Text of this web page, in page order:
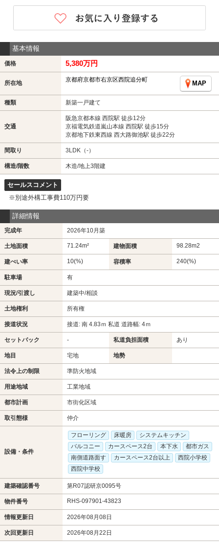
基本情報
価格 5,380万円
所在地 京都府京都市右京区西院追分町
MAP
種類 新築一戸建て
交通
阪急京都本線 西院駅 徒歩12分
京福電気鉄道嵐山本線 西院駅 徒歩15分
京都地下鉄東西線 西大路御池駅 徒歩22分
間取り 3LDK（-）
構造/階数 木造/地上3階建
セールスコメント
※別途外構工事費110万円要
詳細情報
完成年 2026年10月築
土地面積 71.24m² 建物面積 98.28m2
建ぺい率 10(%) 容積率 240(%)
駐車場 有
現況/引渡し 建築中/相談
土地権利 所有権
接道状況 接道: 南 4.83ｍ 私道 道路幅: 4ｍ
セットバック - 私道負担面積 あり
地目 宅地 地勢
法令上の制限 準防火地域
用途地域 工業地域
都市計画 市街化区域
取引態様 仲介
設備・条件
フローリング 床暖房
システムキッチン
バルコニー
カースペース2台 本下水
都市ガス
南側道路面す
カースペース2台以上
西院小学校
西院中学校
建築確認番号 第R07認研京0095号
物件番号 RHS-097901-43823
情報更新日 2026年08月08日
次回更新日 2026年08月22日